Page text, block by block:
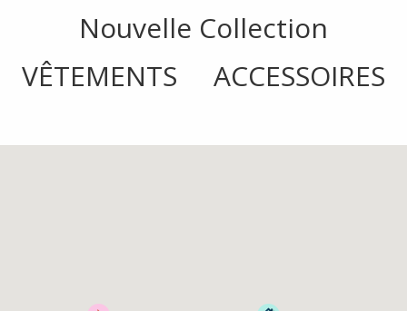
Nouvelle Collection
VÊTEMENTS ACCESSOIRES